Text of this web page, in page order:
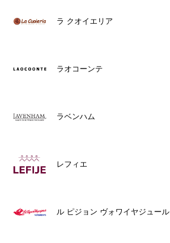
ラ クオイエリア
ラオコーンテ
ラベンハム
レフィエ
ル ピジョン ヴォワイヤジュール